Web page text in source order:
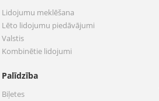
Lidojumu meklēšana
Lēto lidojumu piedāvājumi
Valstis
Kombinētie lidojumi
Palīdzība
Biļetes